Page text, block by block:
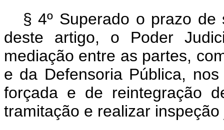
§ 4º Superado o prazo
deste artigo, o Poder
mediação entre as partes,
e da Defensoria Pública,
forçada e de reintegração
tramitação e realizar